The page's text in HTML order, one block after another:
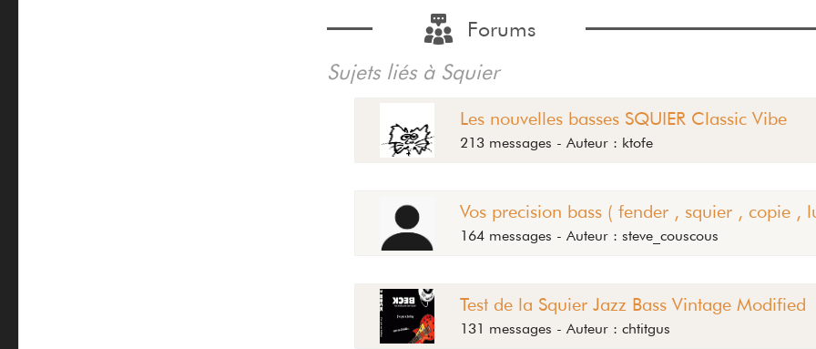
Forums
Sujets liés à Squier
Les nouvelles basses SQUIER Classic Vibe
213 messages - Auteur : ktofe
Vos precision bass ( fender , squier , copie ,
164 messages - Auteur : steve_couscous
Test de la Squier Jazz Bass Vintage Modified
131 messages - Auteur : chtitgus